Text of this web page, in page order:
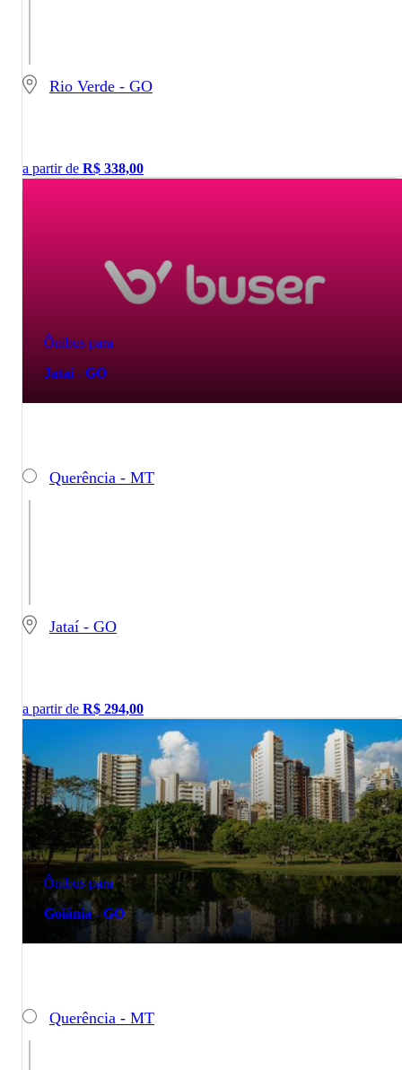
Rio Verde - GO
a partir de R$ 338,00
Ônibus para
Jataí - GO
Querência - MT
Jataí - GO
a partir de R$ 294,00
Ônibus para
Goiânia - GO
Querência - MT